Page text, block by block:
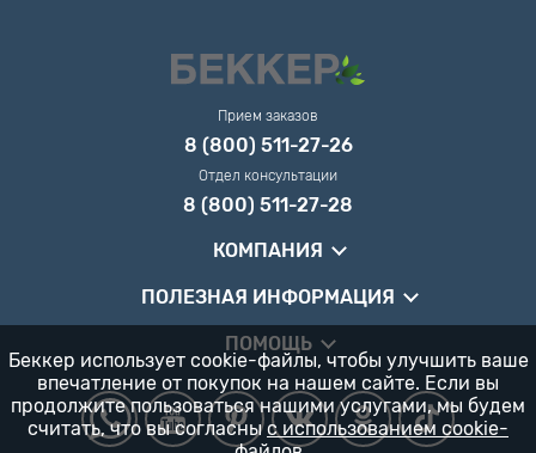
Прием заказов
8 (800) 511-27-26
Отдел консультации
8 (800) 511-27-28
КОМПАНИЯ
ПОЛЕЗНАЯ ИНФОРМАЦИЯ
ПОМОЩЬ
Беккер использует cookie-файлы, чтобы улучшить ваше
впечатление от покупок на нашем сайте. Если вы
продолжите пользоваться нашими услугами, мы будем
считать, что вы согласны с использованием cookie-